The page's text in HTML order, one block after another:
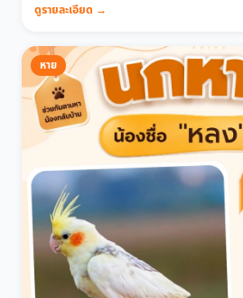
ดูรายละเอียด →
หาย